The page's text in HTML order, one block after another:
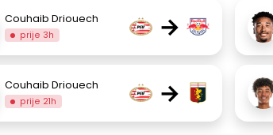
Couhaib Driouech
prije 3h →
Couhaib Driouech
prije 21h →